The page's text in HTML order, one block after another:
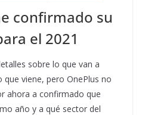
confirmado su
el 2021
sobre lo que van a
viene, pero OnePlus no
ahora a confirmado que
año y a qué sector del